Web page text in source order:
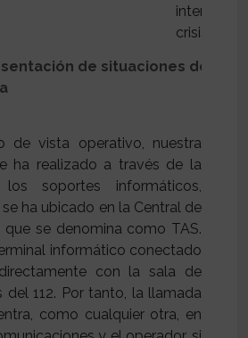
de situaciones
crisis
de vista operativo, nuestra
ha realizado a través de la
soportes informáticos,
ha ubicado en la Central de
que se denomina como TAS.
informático conectado
con la sala de
del 112. Por tanto, la llamada
como cualquier otra, en